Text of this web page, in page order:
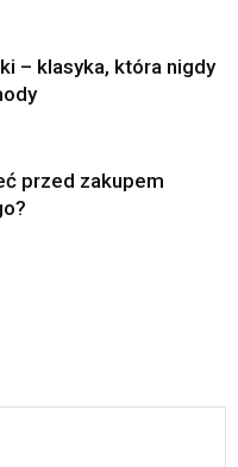
– klasyka, która nigdy
przed zakupem